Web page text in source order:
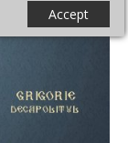
Accept